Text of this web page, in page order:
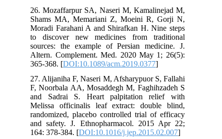
26. Mozaffarpur SA, Naseri M, Kamalinejad M,
Shams MA, Memariani Z, Moeini R, Gorji N,
Moradi Farahani A and Shirafkan H. Nine steps
to discover new medicines from traditional
sources: the example of Persian medicine. J.
Altern. Complement. Med. 2020 May 1; 26(5):
365-368. [DOI:10.1089/acm.2019.0377
27. Alijaniha F, Naseri M, Afsharypuor S, Fallahi
F, Noorbala AA, Mosaddegh M, Faghihzadeh S
and Sadrai S. Heart palpitation relief with
Melissa officinalis leaf extract: double blind,
randomized, placebo controlled trial of efficacy
and safety. J. Ethnopharmacol. 2015 Apr 22;
164: 378-384. [DOI:10.1016/j.jep.2015.02.007